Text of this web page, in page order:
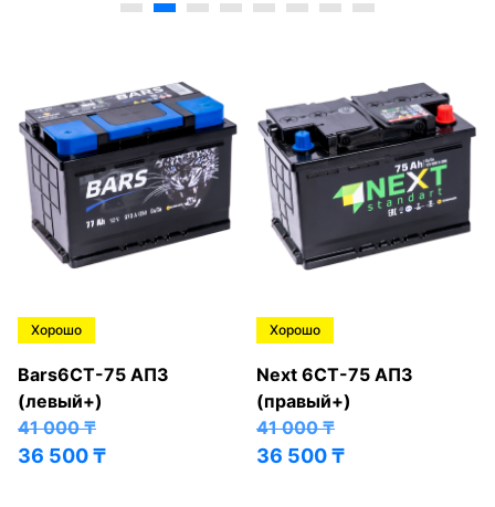
Хорошо
Bars6СТ-75 АПЗ
(левый+)
41 000₸
36 500₸
Хорошо
Next 6СТ-75 АПЗ
(правый+)
41 000₸
36 500₸